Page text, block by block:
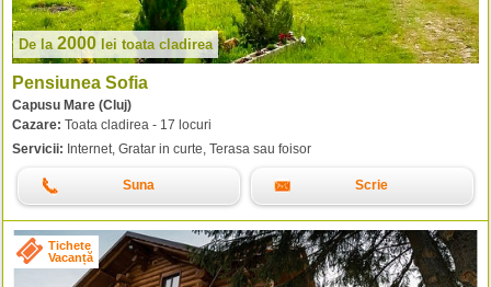
De la 2000 lei toata cladirea
Pensiunea Sofia
Capusu Mare (Cluj)
Cazare: Toata cladirea - 17 locuri
Servicii: Internet, Gratar in curte, Terasa sau foisor
Suna Scrie
Tichete
Vacanță